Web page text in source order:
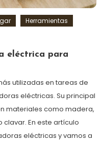
Herramientas
eléctrica para
utilizadas en tareas de
eléctricas. Su principal
materiales como madera,
En este artículo
eléctricas y vamos a